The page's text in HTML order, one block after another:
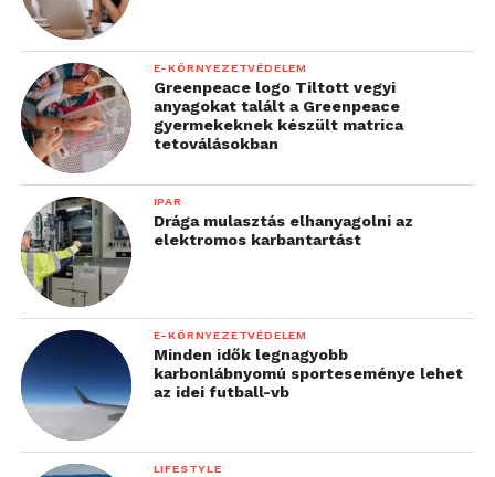
E-KÖRNYEZETVÉDELEM
Greenpeace logo Tiltott vegyi
anyagokat talált a Greenpeace
gyermekeknek készült matrica
tetoválásokban
IPAR
Drága mulasztás elhanyagolni az
elektromos karbantartást
E-KÖRNYEZETVÉDELEM
Minden idők legnagyobb
karbonlábnyomú sporteseménye lehet
az idei futball-vb
LIFESTYLE